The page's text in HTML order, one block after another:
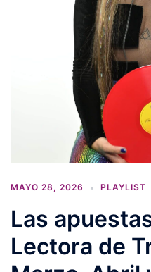
MAYO 28, 2026 PLAYLIST
Las
Lectora de